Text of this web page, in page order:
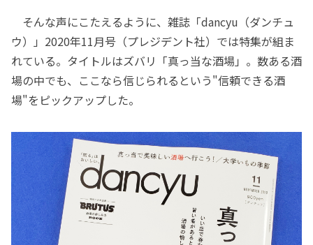
そんな声にこたえるように、雑誌「dancyu（ダンチュ
ウ）」2020年11月号（プレジデント社）では特集が組ま
れている。タイトルはズバリ「真っ当な酒場」。数ある酒
場の中でも、ここなら信じられるという"信頼できる酒
場"をピックアップした。